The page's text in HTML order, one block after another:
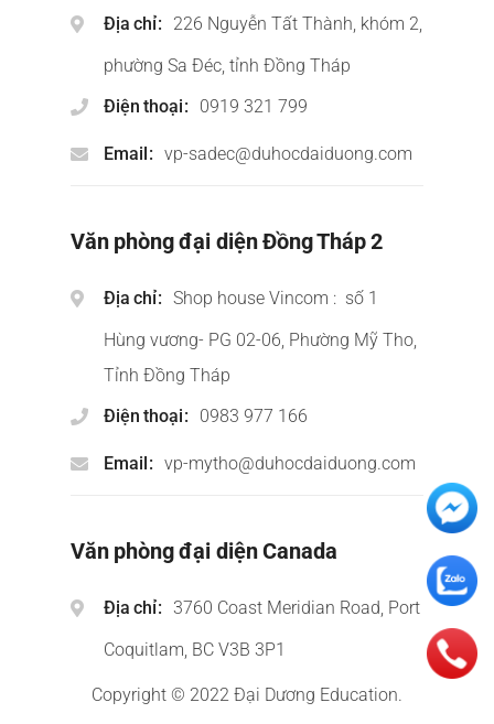
Địa chỉ
226 Nguyễn Tất Thành, khóm 2,
phường Sa Đéc, tỉnh Đồng Tháp
Điện thoại
0919 321 799
Email vp-sadec@duhocdaiduong.com
Văn phòng đại diện Đồng Tháp 2
Địa chỉ
Shop house Vincom : số 1
Hùng vương- PG 02-06, Phường Mỹ Tho,
Tỉnh Đồng Tháp
Điện thoại
0983 977 166
Email vp-mytho@duhocdaiduong.com
Văn phòng đại diện Canada
Địa chỉ
3760 Coast Meridian Road, Port
Coquitlam, BC V3B 3P1
Copyright © 2022 Đại Dương Education.